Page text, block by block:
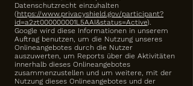
Datenschutzrecht einzuhalten
(https://www.privacyshield.gov/participant?
id=a2zt000000001L5AAI&status=Active).
Google wird diese Informationen in unserem
Auftrag benutzen, um die Nutzung unseres
Onlineangebotes durch die Nutzer
auszuwerten, um Reports über die Aktivitäten
innerhalb dieses Onlineangebotes
zusammenzustellen und um weitere, mit der
Nutzung dieses Onlineangebotes und der